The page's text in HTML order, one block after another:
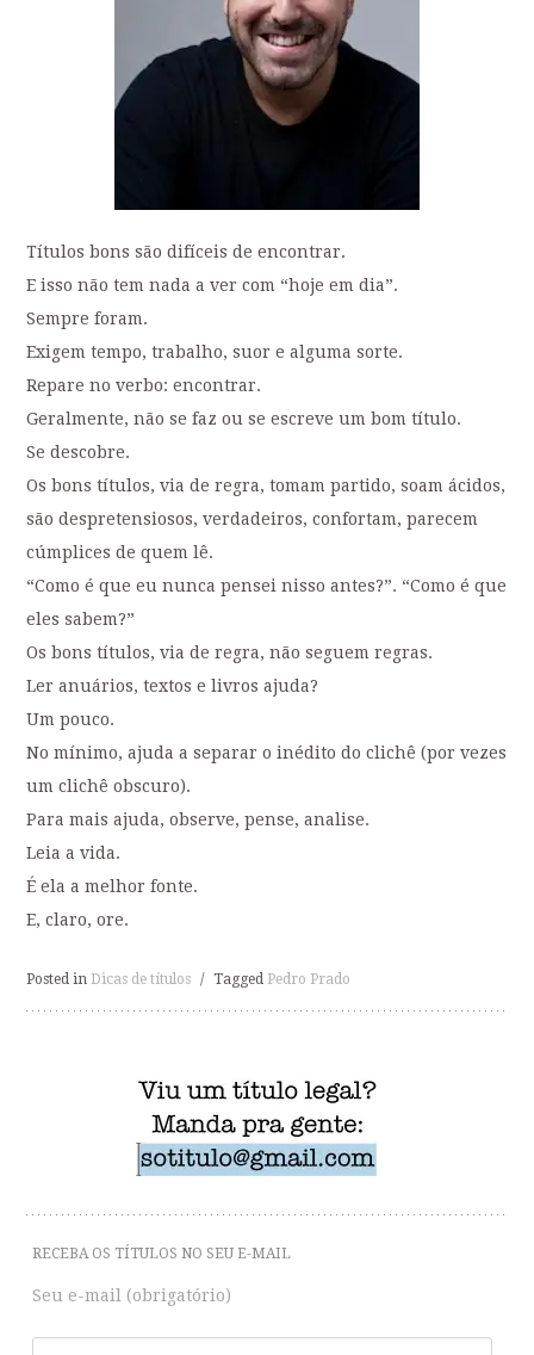
Títulos bons são difíceis de encontrar.
E isso não tem nada a ver com “hoje em dia”.
Sempre foram.
Exigem tempo, trabalho, suor e alguma sorte.
Repare no verbo: encontrar.
Geralmente, não se faz ou se escreve um bom título.
Se descobre.
Os bons títulos, via de regra, tomam partido, soam ácidos,
são despretensiosos, verdadeiros, confortam, parecem
cúmplices de quem lê.
“Como é que eu nunca pensei nisso antes?”. “Como é que
eles sabem?”
Os bons títulos, via de regra, não seguem regras.
Ler anuários, textos e livros ajuda?
Um pouco.
No mínimo, ajuda a separar o inédito do clichê (por vezes
um clichê obscuro).
Para mais ajuda, observe, pense, analise.
Leia a vida.
É ela a melhor fonte.
E, claro, ore.
Posted in Dicas de títulos / Tagged Pedro Prado
RECEBA OS TÍTULOS NO SEU E-MAIL
Seu e-mail (obrigatório)